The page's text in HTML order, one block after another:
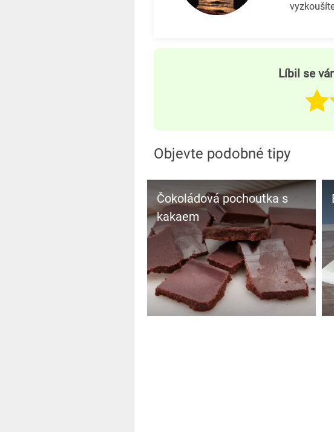
Líbil se
Objevte podobné tipy
Čokoládová pochoutka s
kakaem